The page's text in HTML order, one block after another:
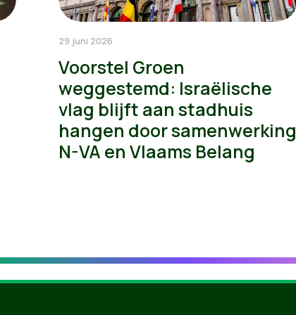
29 juni 2026
Voorstel Groen
weggestemd: Israëlische
vlag blijft aan stadhuis
hangen door samenwerking
N-VA en Vlaams Belang